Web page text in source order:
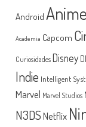
Android Anime
Academia Capcom
Curiosidades Disney
Indie Intelligent
Marvel Marvel Studios
N3DSNetflix